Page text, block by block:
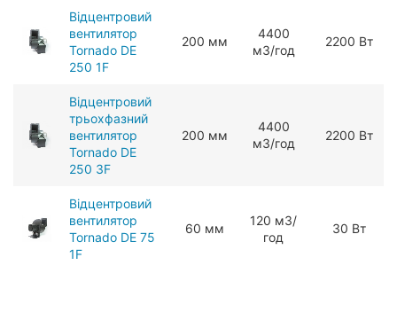
Відцентровий
вентилятор
Tornado DE
250 1F
200 мм
4400
мЗ/год
2200 Вт
Відцентровий
трьохфазний
вентилятор
Tornado DE
250 3F
200 мм
4400
мЗ/год
2200 Вт
Відцентровий
вентилятор
Tornado DE 75
1F
60 мм
120 мЗ/
год
30 Вт